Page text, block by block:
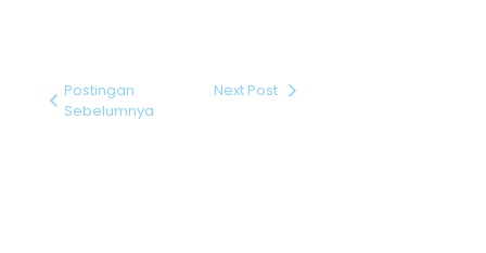
Postingan
Sebelumnya
Next Post